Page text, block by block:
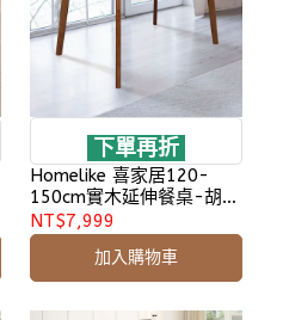
下單再折
Homelike 喜家居120-
150cm實木延伸餐桌-胡桃
色(2529)
NT$7,999
加入購物車